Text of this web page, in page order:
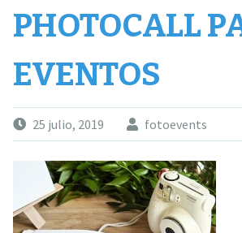
PHOTOCALL
EVENTOS
25 julio, 2019 fotoevents